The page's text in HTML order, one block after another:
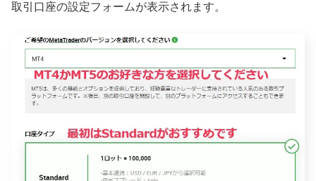
取引口座の設定フォームが表示されます。